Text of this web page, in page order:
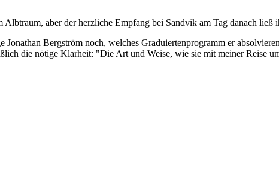
aber der herzliche Empfang bei Sandvik am Tag danach ließ
Bergström noch, welches Graduiertenprogramm er
die nötige Klarheit: "Die Art und Weise, wie sie mit meiner Reise